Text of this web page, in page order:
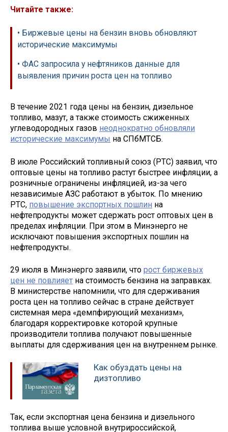
Читайте также:
• Биржевые цены на бензин вновь обновляют
исторические максимумы
• ФАС запросила у нефтяников данные для
выявления причин роста цен на топливо
В течение 2021 года цены на бензин, дизельное
топливо, мазут, а также стоимость сжиженных
углеводородных газов неоднократно обновляли
исторические максимумы на СПбМТСБ.
В июле Российский топливный союз (РТС) заявил, что
оптовые цены на топливо растут быстрее инфляции, а
розничные ограничены инфляцией, из-за чего
независимые АЗС работают в убыток. По мнению
РТС, повышение экспортных пошлин на
нефтепродукты может сдержать рост оптовых цен в
пределах инфляции. При этом в Минэнерго не
исключают повышения экспортных пошлин на
нефтепродукты.
29 июля в Минэнерго заявили, что рост биржевых
цен не повлияет на стоимость бензина на заправках.
В министерстве напомнили, что для сдерживания
роста цен на топливо сейчас в стране действует
системная мера «демпфирующий механизм»,
благодаря корректировке которой крупные
производители топлива получают повышенные
выплаты для сдерживания цен на внутреннем рынке.
Как обуздать цены на
дизтопливо
Так, если экспортная цена бензина и дизельного
топлива выше условной внутрироссийской,